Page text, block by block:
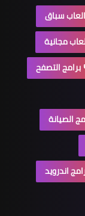
العاب سباق
مجانية
برامج التصفح
الصيانة
اندرويد